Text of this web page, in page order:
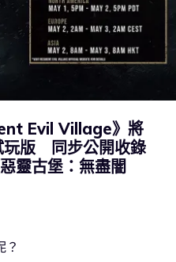
Evil Village》將
玩版 同步公開收錄
靈古堡：無盡闇
？